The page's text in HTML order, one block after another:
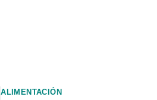
ALIMENTACIÓN